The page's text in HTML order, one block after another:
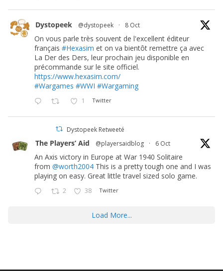
Dystopeek @dystopeek · 8 Oct
On vous parle très souvent de l'excellent éditeur
français #Hexasim et on va bientôt remettre ça avec
La Der des Ders, leur prochain jeu disponible en
précommande sur le site officiel.
https://www.hexasim.com/
#Wargames #WWI #Wargaming
1 Twitter
Dystopeek Retweeté
The Players’ Aid @playersaidblog · 6 Oct
An Axis victory in Europe at War 1940 Solitaire
from @worth2004 This is a pretty tough one and I was
playing on easy. Great little travel sized solo game.
2 38 Twitter
Load More...